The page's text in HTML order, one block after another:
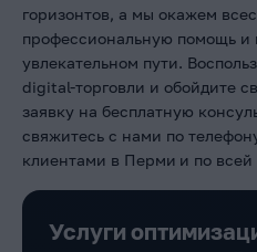
горизонтов, а мы окажем
профессиональную помощь и
увлекательном пути.
digital-торговли и обойдите
заявку на бесплатную
свяжитесь с нами по
клиентами в Перми и по
Услуги